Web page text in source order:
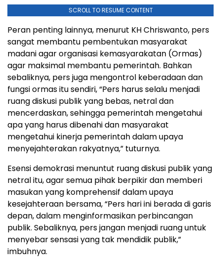
SCROLL TO RESUME CONTENT
Peran penting lainnya, menurut KH Chriswanto, pers
sangat membantu pembentukan masyarakat
madani agar organisasi kemasyarakatan (Ormas)
agar maksimal membantu pemerintah. Bahkan
sebaliknya, pers juga mengontrol keberadaan dan
fungsi ormas itu sendiri, “Pers harus selalu menjadi
ruang diskusi publik yang bebas, netral dan
mencerdaskan, sehingga pemerintah mengetahui
apa yang harus dibenahi dan masyarakat
mengetahui kinerja pemerintah dalam upaya
menyejahterakan rakyatnya,” tuturnya.
Esensi demokrasi menuntut ruang diskusi publik yang
netral itu, agar semua pihak berpikir dan memberi
masukan yang komprehensif dalam upaya
kesejahteraan bersama, “Pers hari ini berada di garis
depan, dalam menginformasikan perbincangan
publik. Sebaliknya, pers jangan menjadi ruang untuk
menyebar sensasi yang tak mendidik publik,”
imbuhnya.